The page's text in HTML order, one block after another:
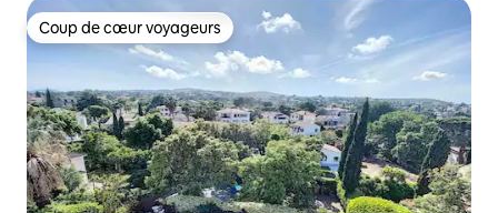
Coup de cœur voyageurs
Coup de cœur voyageurs